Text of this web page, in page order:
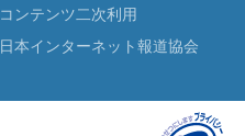
コンテンツ二次利用
日本インターネット報道協会